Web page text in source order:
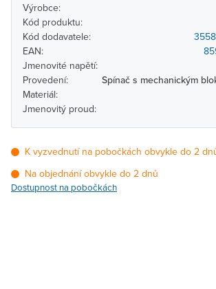
Výrobce:
Kód produktu:
Kód dodavatele:
EAN:
Jmenovité napětí:
Provedení:
Spínač s mechanickým
Materiál:
Jmenovitý proud:
K vyzvednutí na pobočkách obvykle do 2
Na objednání obvykle do 2 dnů
Dostupnost na pobočkách